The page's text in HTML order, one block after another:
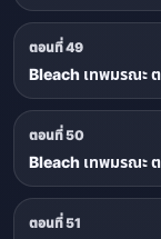
ตอนที่ 49
Bleach เทพมรณะ
ตอนที่ 50
Bleach เทพมรณะ
ตอนที่ 51